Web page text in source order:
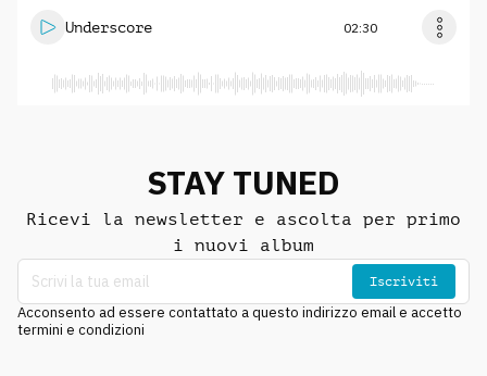
Underscore 02:30
STAY TUNED
Ricevi la newsletter e ascolta per primo
i nuovi album
Iscriviti
Acconsento ad essere contattato a questo indirizzo email e accetto
termini e condizioni